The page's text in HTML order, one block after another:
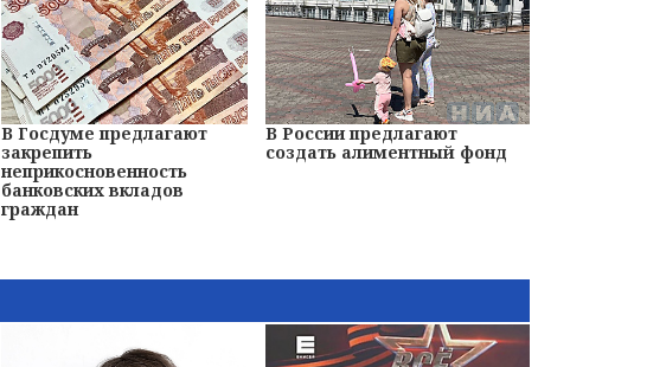
В Госдуме предлагают
закрепить
неприкосновенность
банковских вкладов
граждан
В России предлагают
создать алиментный фонд